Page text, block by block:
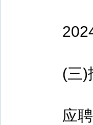
2024
(三)
应聘人